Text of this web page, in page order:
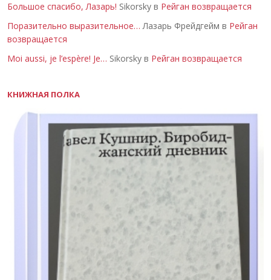
Большое спасибо, Лазарь! Sikorsky в Рейган возвращается
Поразительно выразительное… Лазарь Фрейдгейм в Рейган
возвращается
Moi aussi, je l’espère! Je… Sikorsky в Рейган возвращается
КНИЖНАЯ ПОЛКА